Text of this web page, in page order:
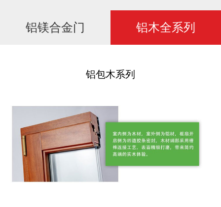
招商加盟
联系我们
铝镁合金门 铝木全系列
铝包木系列